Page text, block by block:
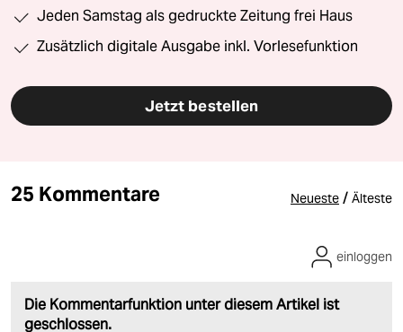
Jeden Samstag als gedruckte Zeitung frei Haus
Zusätzlich digitale Ausgabe inkl. Vorlesefunktion
Jetzt bestellen
25 Kommentare Neueste / Älteste
Die Kommentarfunktion unter diesem Artikel ist
geschlossen.
einloggen